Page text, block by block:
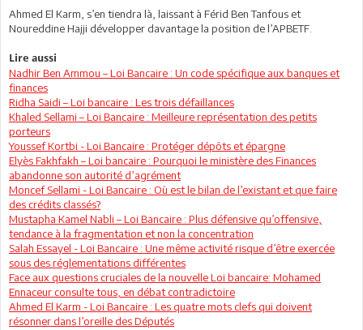
Ahmed El Karm, s’en tiendra là, laissant à Férid Ben Tanfous et
Noureddine Hajji développer davantage la position de l’APBETF.
Lire aussi
Nadhir Ben Ammou – Loi Bancaire : Un code spécifique aux banques et
finances
Ridha Saidi – Loi bancaire : Les trois défaillances
Khaled Sellami – Loi Bancaire : Meilleure représentation des petits
porteurs
Youssef Kortbi - Loi Bancaire : Protéger dépôts et épargne
Elyès Fakhfakh – Loi bancaire : Pourquoi le ministère des Finances
abandonne son autorité d’agrément
Moncef Sellami - Loi Bancaire : Où est le bilan de l’existant et que faire
des crédits classés?
Mustapha Kamel Nabli – Loi Bancaire : Plus défensive qu’offensive,
tendance à la fragmentation et non la concentration
Salah Essayel - Loi Bancaire : Une même activité risque d’être exercée
sous des réglementations différentes
Face aux questions cruciales de la nouvelle Loi bancaire: Mohamed
Ennaceur consulte tous, en débat contradictoire
Ahmed El Karm - Loi Bancaire : Les quatre mots clefs qui doivent
résonner dans l’oreille des Députés